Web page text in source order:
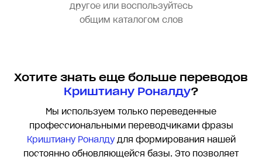
другое или воспользуйтесь
общим каталогом слов
Хотите знать еще больше переводов
Криштиану Роналду?
Мы используем только переведенные
профессиональными переводчиками фразы
Криштиану Роналдудля формирования нашей
постоянно обновляющейся базы. Это позволяет